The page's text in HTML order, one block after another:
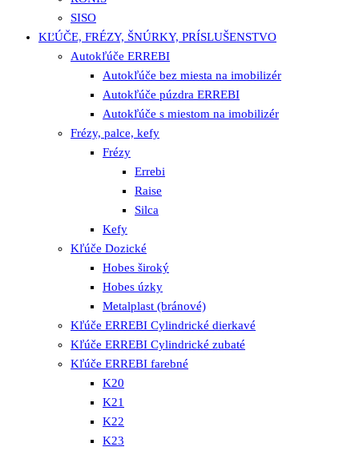
SISO
KĽÚČE, FRÉZY, ŠNÚRKY, PRÍSLUŠENSTVO
Autokľúče ERREBI
Autokľúče bez miesta na imobilizér
Autokľúče púzdra ERREBI
Autokľúče s miestom na imobilizér
Frézy, palce, kefy
Frézy
Errebi
Raise
Silca
Kefy
Kľúče Dozické
Hobes široký
Hobes úzky
Metalplast (bránové)
Kľúče ERREBI Cylindrické dierkavé
Kľúče ERREBI Cylindrické zubaté
Kľúče ERREBI farebné
K20
K21
K22
K23